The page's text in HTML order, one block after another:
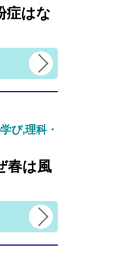
症はな
び,理科・
春は風